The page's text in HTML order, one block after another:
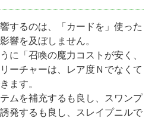
するのは、「カードを」使った
響を及ぼしません。
に「召喚の魔力コストが安く、
ーチャーは、レア度Ｎでなくて
ます。
ムを補充するも良し、スワンプ
発するも良し、スレイプニルで